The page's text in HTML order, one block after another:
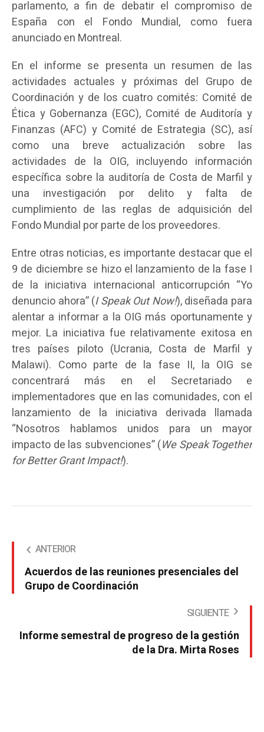
parlamento, a fin de debatir el compromiso de
España con el Fondo Mundial, como fuera
anunciado en Montreal.
En el informe se presenta un resumen de las
actividades actuales y próximas del Grupo de
Coordinación y de los cuatro comités: Comité de
Ética y Gobernanza (EGC), Comité de Auditoría y
Finanzas (AFC) y Comité de Estrategia (SC), así
como una breve actualización sobre las
actividades de la OIG, incluyendo información
específica sobre la auditoría de Costa de Marfil y
una investigación por delito y falta de
cumplimiento de las reglas de adquisición del
Fondo Mundial por parte de los proveedores.
Entre otras noticias, es importante destacar que el
9 de diciembre se hizo el lanzamiento de la fase I
de la iniciativa internacional anticorrupción “Yo
denuncio ahora” (I Speak Out Now!), diseñada para
alentar a informar a la OIG más oportunamente y
mejor. La iniciativa fue relativamente exitosa en
tres países piloto (Ucrania, Costa de Marfil y
Malawi). Como parte de la fase II, la OIG se
concentrará más en el Secretariado e
implementadores que en las comunidades, con el
lanzamiento de la iniciativa derivada llamada
“Nosotros hablamos unidos para un mayor
impacto de las subvenciones” (We Speak Together
for Better Grant Impact!).
ANTERIOR
Acuerdos de las reuniones presenciales del
Grupo de Coordinación
SIGUIENTE
Informe semestral de progreso de la gestión
de la Dra. Mirta Roses